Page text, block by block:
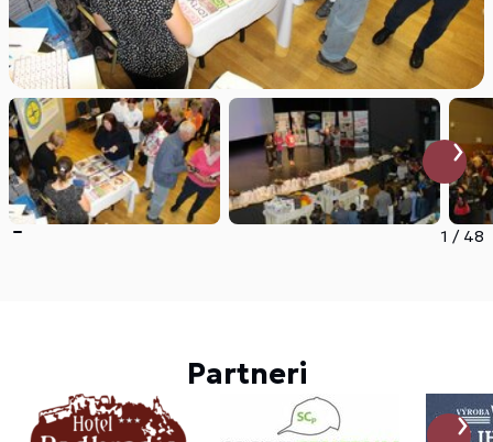
1 / 48
Partneri